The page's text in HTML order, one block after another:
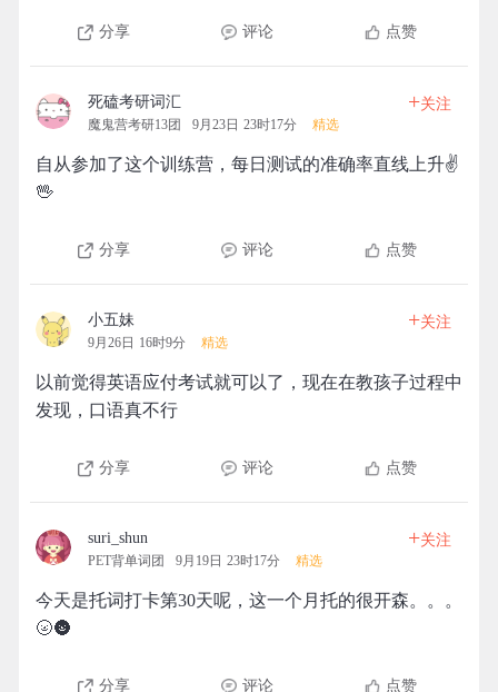
分享 评论 点赞
死磕考研词汇
魔鬼营考研13团 9月23日 23时17分 精选
+关注
自从参加了这个训练营，每日测试的准确率直线上升✌
🖖
分享 评论 点赞
小五妹
9月26日 16时9分 精选
+关注
以前觉得英语应付考试就可以了，现在在教孩子过程中
发现，口语真不行
分享 评论 点赞
suri_shun
PET背单词团 9月19日 23时17分 精选
+关注
今天是托词打卡第30天呢，这一个月托的很开森。。。
🌝🌚
分享 评论 点赞